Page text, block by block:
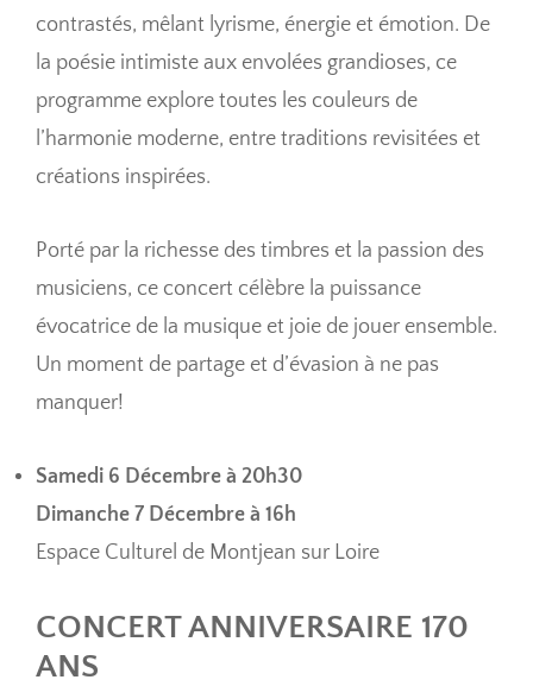
contrastés, mêlant lyrisme, énergie et émotion. De
la poésie intimiste aux envolées grandioses, ce
programme explore toutes les couleurs de
l’harmonie moderne, entre traditions revisitées et
créations inspirées.
Porté par la richesse des timbres et la passion des
musiciens, ce concert célèbre la puissance
évocatrice de la musique et joie de jouer ensemble.
Un moment de partage et d’évasion à ne pas
manquer!
Samedi 6 Décembre à 20h30
Dimanche 7 Décembre à 16h
Espace Culturel de Montjean sur Loire
CONCERT ANNIVERSAIRE 170
ANS